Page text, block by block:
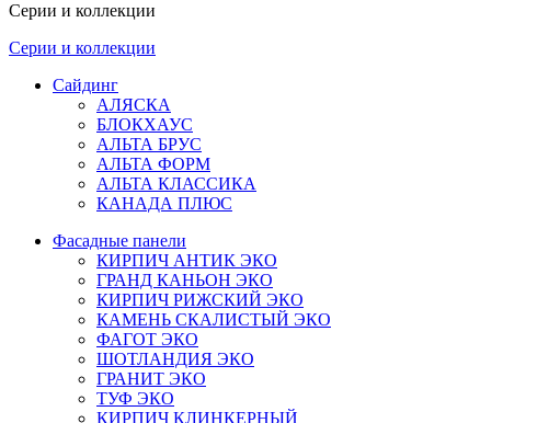
Серии и коллекции
Серии и коллекции
Сайдинг
АЛЯСКА
БЛОКХАУС
АЛЬТА БРУС
АЛЬТА ФОРМ
АЛЬТА КЛАССИКА
КАНАДА ПЛЮС
Фасадные панели
КИРПИЧ АНТИК ЭКО
ГРАНД КАНЬОН ЭКО
КИРПИЧ РИЖСКИЙ ЭКО
КАМЕНЬ СКАЛИСТЫЙ ЭКО
ФАГОТ ЭКО
ШОТЛАНДИЯ ЭКО
ГРАНИТ ЭКО
ТУФ ЭКО
КИРПИЧ КЛИНКЕРНЫЙ